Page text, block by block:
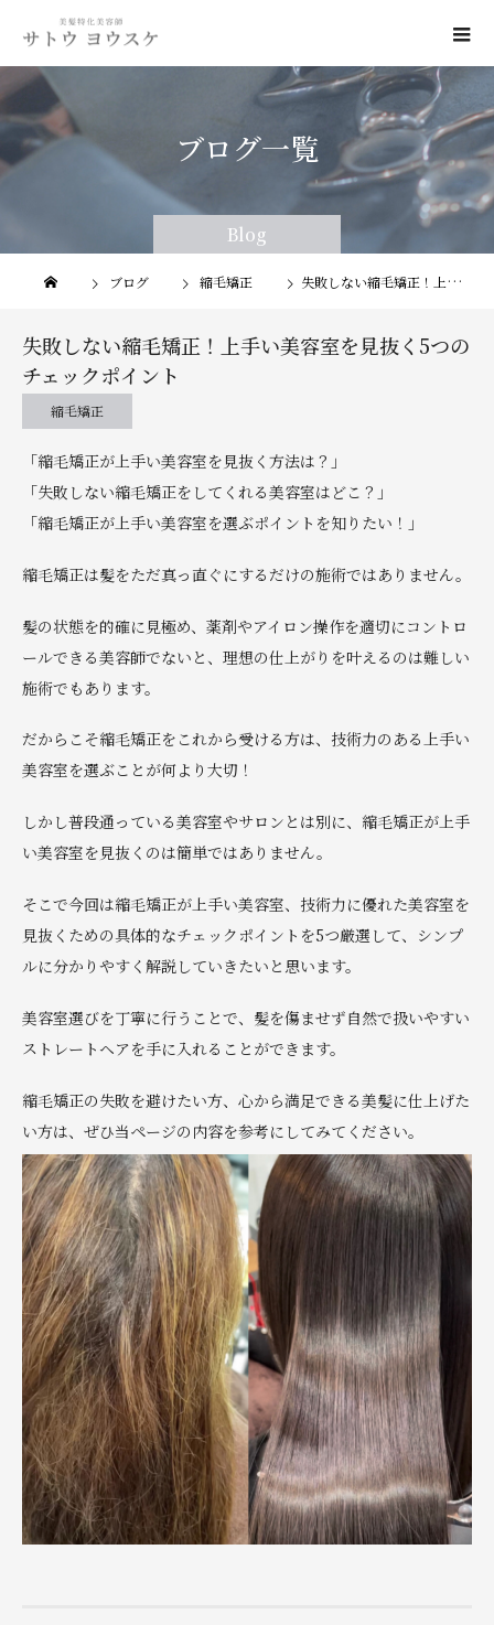
Blog
Blog
ブログ一覧
ブログ 縮毛矯正 失敗しない縮毛矯正！上手い美容室を見抜く5つのチェックポイント
失敗しない縮毛矯正！上手い美容室を見抜く5つの
チェックポイント
縮毛矯正
「縮毛矯正が上手い美容室を見抜く方法は？」
「失敗しない縮毛矯正をしてくれる美容室はどこ？」
「縮毛矯正が上手い美容室を選ぶポイントを知りたい！」
縮毛矯正は髪をただ真っ直ぐにするだけの施術ではありません。
髪の状態を的確に見極め、薬剤やアイロン操作を適切にコントロ
ールできる美容師でないと、理想の仕上がりを叶えるのは難しい
施術でもあります。
だからこそ縮毛矯正をこれから受ける方は、技術力のある上手い
美容室を選ぶことが何より大切！
しかし普段通っている美容室やサロンとは別に、縮毛矯正が上手
い美容室を見抜くのは簡単ではありません。
そこで今回は縮毛矯正が上手い美容室、技術力に優れた美容室を
見抜くための具体的なチェックポイントを5つ厳選して、シンプ
ルに分かりやすく解説していきたいと思います。
美容室選びを丁寧に行うことで、髪を傷ませず自然で扱いやすい
ストレートヘアを手に入れることができます。
縮毛矯正の失敗を避けたい方、心から満足できる美髪に仕上げた
い方は、ぜひ当ページの内容を参考にしてみてください。